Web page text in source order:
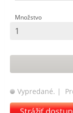
Množstvo
Vypredané. |